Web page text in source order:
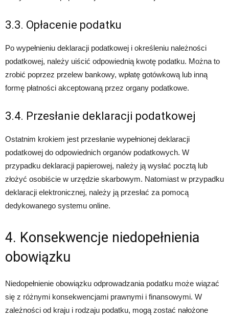
3.3. Opłacenie podatku
Po wypełnieniu deklaracji podatkowej i określeniu należności
podatkowej, należy uiścić odpowiednią kwotę podatku. Można to
zrobić poprzez przelew bankowy, wpłatę gotówkową lub inną
formę płatności akceptowaną przez organy podatkowe.
3.4. Przesłanie deklaracji podatkowej
Ostatnim krokiem jest przesłanie wypełnionej deklaracji
podatkowej do odpowiednich organów podatkowych. W
przypadku deklaracji papierowej, należy ją wysłać pocztą lub
złożyć osobiście w urzędzie skarbowym. Natomiast w przypadku
deklaracji elektronicznej, należy ją przesłać za pomocą
dedykowanego systemu online.
4. Konsekwencje niedopełnienia
obowiązku
Niedopełnienie obowiązku odprowadzania podatku może wiązać
się z różnymi konsekwencjami prawnymi i finansowymi. W
zależności od kraju i rodzaju podatku, mogą zostać nałożone